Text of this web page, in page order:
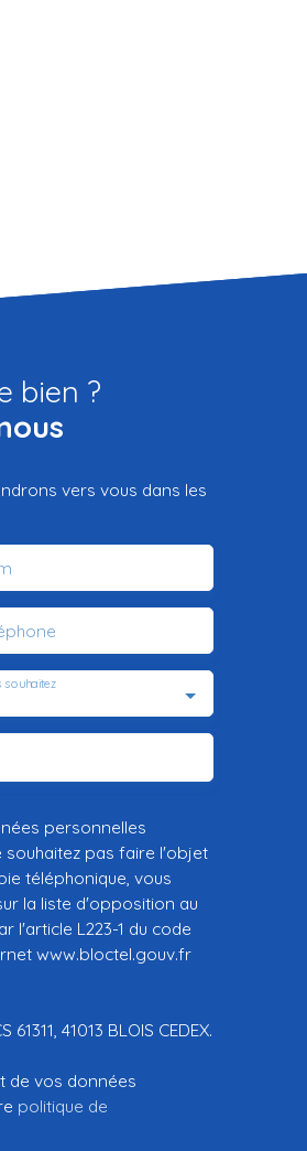
bien ?
vers vous dans les
souhaitez
personnelles
souhaitez pas faire l'objet
téléphonique, vous
la liste d'opposition au
l'article L223-1 du code
www.bloctel.gouv.fr
41013 BLOIS CEDEX.
de vos données
politique de